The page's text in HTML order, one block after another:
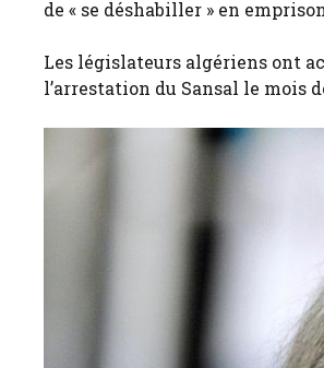
de « se déshabiller » en
Les législateurs algériens ont
l’arrestation du Sansal le mois